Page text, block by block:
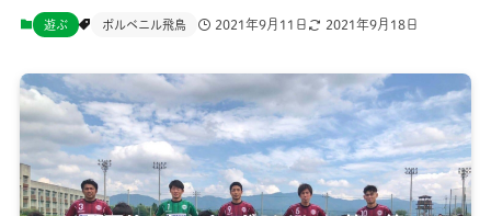
遊ぶ ポルベニル飛鳥 2021年9月11日 2021年9月18日